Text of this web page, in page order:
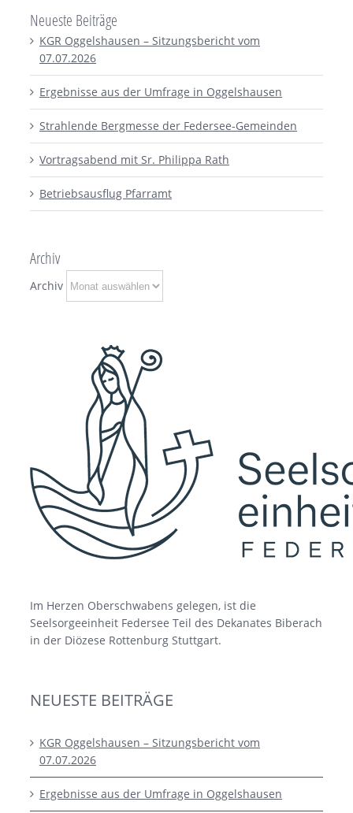
Neueste Beiträge
KGR Oggelshausen – Sitzungsbericht vom
07.07.2026
Ergebnisse aus der Umfrage in Oggelshausen
Strahlende Bergmesse der Federsee-Gemeinden
Vortragsabend mit Sr. Philippa Rath
Betriebsausflug Pfarramt
Archiv
Archiv
Im Herzen Oberschwabens gelegen, ist die
Seelsorgeeinheit Federsee Teil des Dekanates Biberach
in der Diözese Rottenburg Stuttgart.
NEUESTE BEITRÄGE
KGR Oggelshausen – Sitzungsbericht vom
07.07.2026
Ergebnisse aus der Umfrage in Oggelshausen